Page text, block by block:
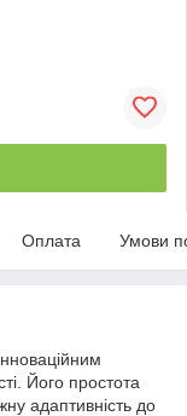
Оплата Умови
Його простота
адаптивність до